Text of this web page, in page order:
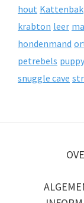
hout Kattenbak
krabton leer
hondenmand
petrebels puppy
snuggle cave